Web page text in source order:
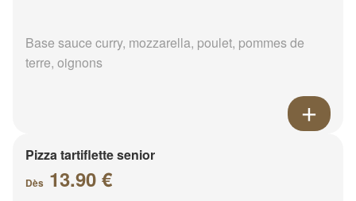
Base sauce curry, mozzarella, poulet, pommes de
terre, oignons
Pizza tartiflette senior
Dès 13.90 €